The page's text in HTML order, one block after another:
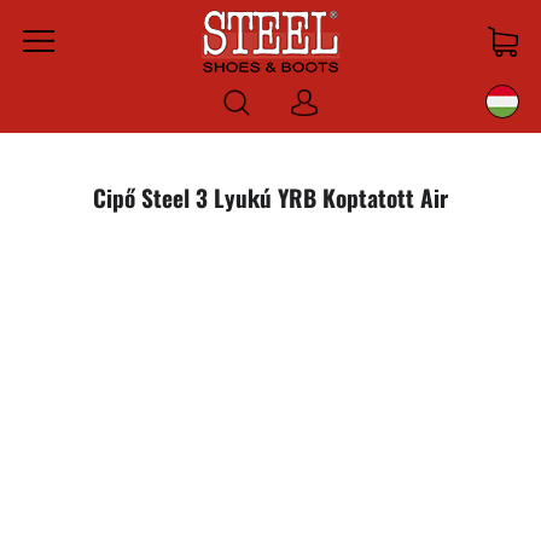
Menu
Bejelentkezni
Cipő Steel 3 Lyukú YRB Koptatott Air